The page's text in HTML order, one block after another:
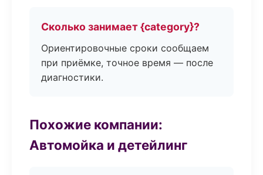
Сколько занимает {category}?
Ориентировочные сроки сообщаем
при приёмке, точное время — после
диагностики.
Похожие компании:
Автомойка и детейлинг